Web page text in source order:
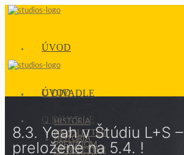
ÚVOD
O DIVADLE
HISTÓRIA
NEWSLETTER
PRENÁJOM
ÚVOD
O DIVADLE
HISTÓRIA
NEWSLETTER
8.3. Yeah v Štúdiu L+S –
preložené na 5.4. !